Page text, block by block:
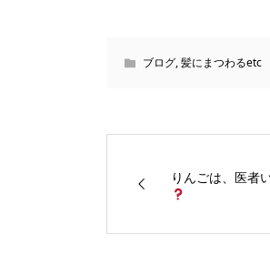
ブログ,髪にまつわるetc
りんごは、医